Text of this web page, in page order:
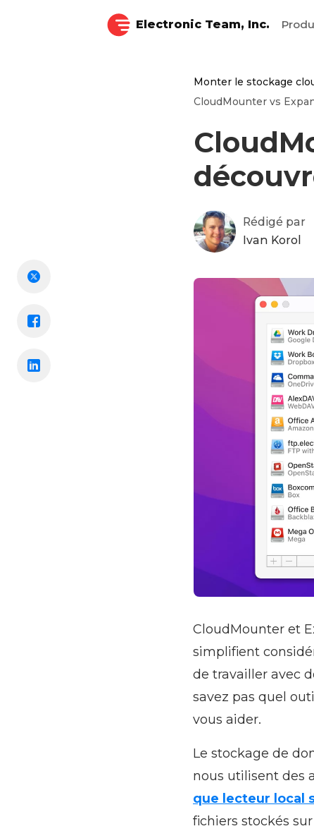
Electronic Team, Inc.
Monter le stockage
CloudMounter vs
Rédigé par
Ivan Korol
CloudMounter et
simplifient
de travailler avec
savez pas quel
vous aider.
Le stockage de
nous utilisent des
que lecteur local
fichiers stockés